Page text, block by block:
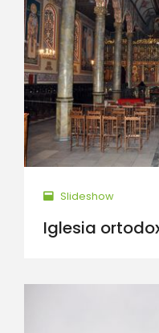
Slideshow
Iglesia